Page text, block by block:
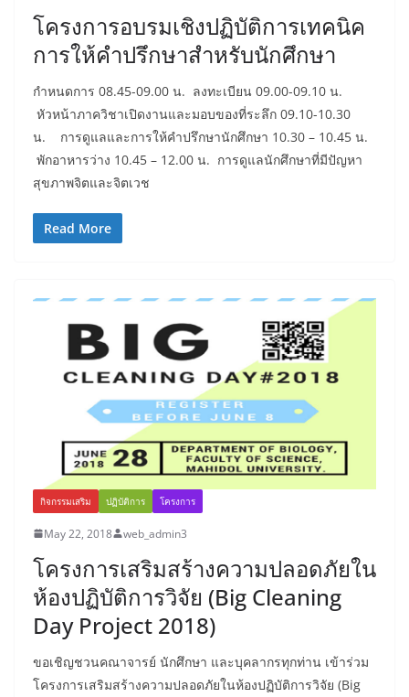
โครงการอบรมเชิงปฏิบัติการเทคนิค
การให้คำปรึกษาสำหรับนักศึกษา
กำหนดการ 08.45-09.00 น. ลงทะเบียน 09.00-09.10 น.
หัวหน้าภาควิชาเปิดงานและมอบของที่ระลึก 09.10-10.30
น. การดูแลและการให้คำปรึกษานักศึกษา 10.30 – 10.45 น.
พักอาหารว่าง 10.45 – 12.00 น. การดูแลนักศึกษาที่มีปัญหา
สุขภาพจิตและจิตเวช
Read More
กิจกรรมเสริม ปฏิบัติการ โครงการ
May 22, 2018 web_admin3
โครงการเสริมสร้างความปลอดภัยใน
ห้องปฏิบัติการวิจัย (Big Cleaning
Day Project 2018)
ขอเชิญชวนคณาจารย์ นักศึกษา และบุคลากรทุกท่าน เข้าร่วม
โครงการเสริมสร้างความปลอดภัยในห้องปฏิบัติการวิจัย (Big